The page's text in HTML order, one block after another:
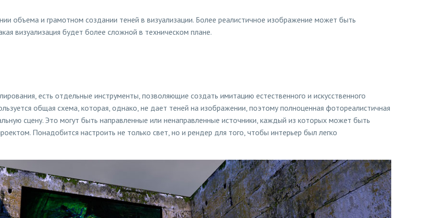
объема и грамотном создании теней в визуализации. Более реалистичное изображение может быть
визуализация будет более сложной в техническом плане.
есть отдельные инструменты, позволяющие создать имитацию естественного и искусственного
общая схема, которая, однако, не дает теней на изображении, поэтому полноценная фотореалистичная
сцену. Это могут быть направленные или ненаправленные источники, каждый из которых может быть
Понадобится настроить не только свет, но и рендер для того, чтобы интерьер был легко